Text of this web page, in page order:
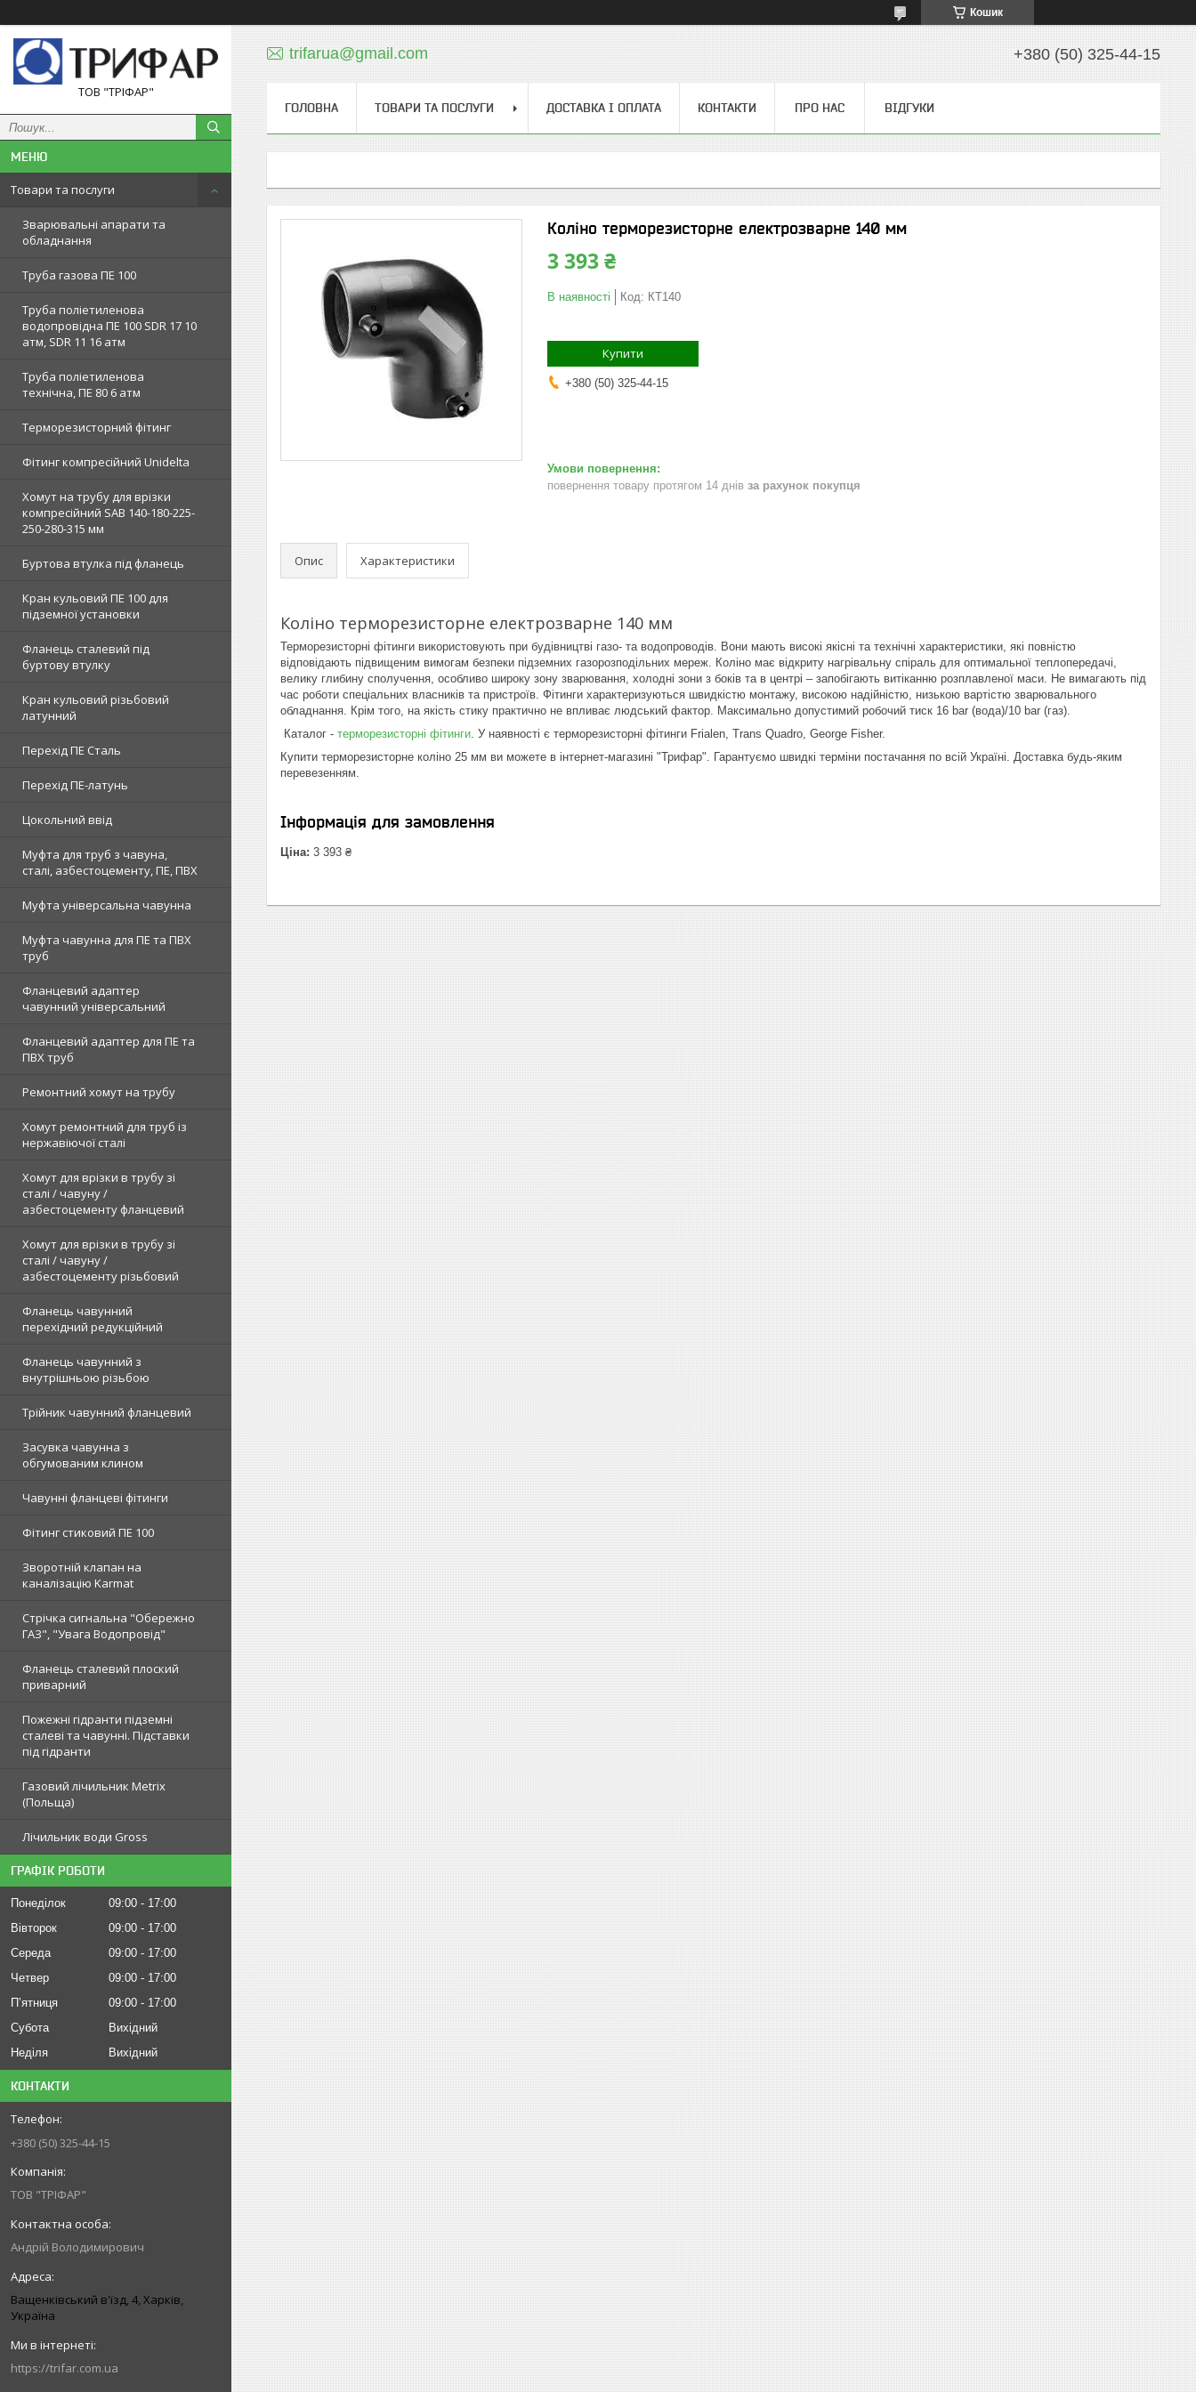
Кошик
ТОВ "ТРІФАР"
Товари та послуги
Зварювальні апарати та
обладнання
Труба газова ПЕ 100
Труба поліетиленова
водопровідна ПЕ 100 SDR 17 10
атм, SDR 11 16 атм
Труба поліетиленова
технічна, ПЕ 80 6 атм
Терморезисторний фітинг
Фітинг компресійний Unidelta
Хомут на трубу для врізки
компресійний SAB 140-180-225-
250-280-315 мм
Буртова втулка під фланець
Кран кульовий ПЕ 100 для
підземної установки
Фланець сталевий під
буртову втулку
Кран кульовий різьбовий
латунний
Перехід ПЕ Сталь
Перехід ПЕ-латунь
Цокольний ввід
Муфта для труб з чавуна,
сталі, азбестоцементу, ПЕ, ПВХ
Муфта універсальна чавунна
Муфта чавунна для ПЕ та ПВХ
труб
Фланцевий адаптер
чавунний універсальний
Фланцевий адаптер для ПЕ та
ПВХ труб
Ремонтний хомут на трубу
Хомут ремонтний для труб із
нержавіючої сталі
Хомут для врізки в трубу зі
сталі / чавуну /
азбестоцементу фланцевий
Хомут для врізки в трубу зі
сталі / чавуну /
азбестоцементу різьбовий
Фланець чавунний
перехідний редукційний
Фланець чавунний з
внутрішньою різьбою
Трійник чавунний фланцевий
Засувка чавунна з
обгумованим клином
Чавунні фланцеві фітинги
Фітинг стиковий ПЕ 100
Зворотній клапан на
каналізацію Karmat
Стрічка сигнальна "Обережно
ГАЗ", "Увага Водопровід"
Фланець сталевий плоский
приварний
Пожежні гідранти підземні
сталеві та чавунні. Підставки
під гідранти
Газовий лічильник Metrix
(Польща)
Лічильник води Gross
ГРАФІК РОБОТИ
Понеділок 09:00
17:00
Вівторок
09:00
17:00
Середа
09:00
17:00
Четвер
09:00
17:00
Пʼятниця
09:00
17:00
Субота
Вихідний
Неділя
Вихідний
КОНТАКТИ
+380 (50) 325-44-15
ТОВ "ТРІФАР"
Андрій Володимирович
Ващенківський в'їзд, 4, Харків,
Україна
https://trifar.com.ua
trifarua@gmail.com +380 (50) 325-44-15
ГОЛОВНА ТОВАРИ ТА ПОСЛУГИ ДОСТАВКА І ОПЛАТА КОНТАКТИ ПРО НАС ВІДГУКИ
Коліно терморезисторне електрозварне 140 мм
3 393 ₴
В наявності Код: КТ140
Купити
+380 (50) 325-44-15
повернення товару протягом 14 днів за рахунок покупця
Опис Характеристики
Коліно терморезисторне електрозварне 140 мм
Терморезисторні фітинги використовують при будівництві газо- та водопроводів. Вони мають високі якісні та технічні характеристики, які повністю
відповідають підвищеним вимогам безпеки підземних газорозподільних мереж. Коліно має відкриту нагрівальну спіраль для оптимальної теплопередачі,
велику глибину сполучення, особливо широку зону зварювання, холодні зони з боків та в центрі – запобігають витіканню розплавленої маси. Не вимагають під
час роботи спеціальних власників та пристроїв. Фітинги характеризуються швидкістю монтажу, високою надійністю, низькою вартістю зварювального
обладнання. Крім того, на якість стику практично не впливає людський фактор. Максимально допустимий робочий тиск 16 bar (вода)/10 bar (газ).
Каталог - терморезисторні фітинги. У наявності є терморезисторні фітинги Frialen, Trans Quadro, George Fisher.
Купити терморезисторне коліно 25 мм ви можете в інтернет-магазині "Трифар". Гарантуємо швидкі терміни постачання по всій Україні. Доставка будь-яким
перевезенням.
Інформація для замовлення
Ціна: 3 393 ₴